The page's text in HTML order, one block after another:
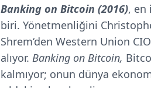
Banking on Bitcoin (2016), en
biri. Yönetmenliğini
Shrem‘den Western Union
alıyor. Banking on Bitcoin,
kalmıyor; onun dünya